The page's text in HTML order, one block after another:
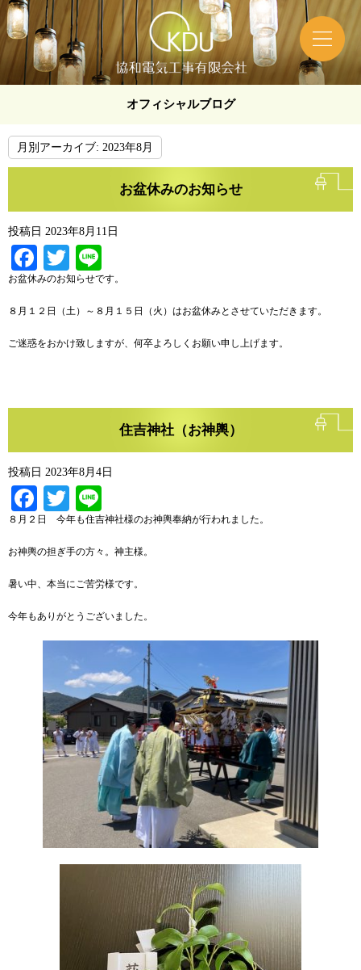
オフィシャルブログ
月別アーカイブ: 2023年8月
お盆休みのお知らせ
投稿日 2023年8月11日
Facebook
Twitter
お盆休みのお知らせです。
８月１２日（土）～８月１５日（火）はお盆休みとさせていただきます。
ご迷惑をおかけ致しますが、何卒よろしくお願い申し上げます。
住吉神社（お神輿）
投稿日 2023年8月4日
Facebook
Twitter
８月２日 今年も住吉神社様のお神輿奉納が行われました。
お神輿の担ぎ手の方々。神主様。
暑い中、本当にご苦労様です。
今年もありがとうございました。